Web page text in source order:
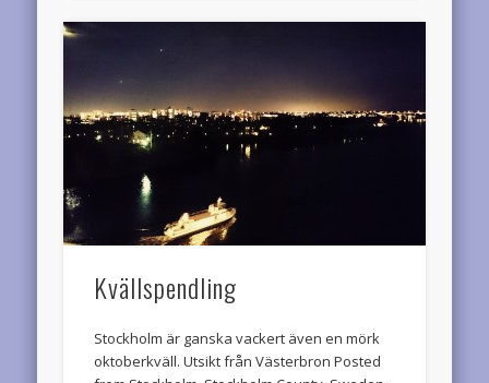
Kvällspendling
oktoberkväll. Utsikt från Västerbron Posted
from Stockholm, Stockholm County, Sweden.